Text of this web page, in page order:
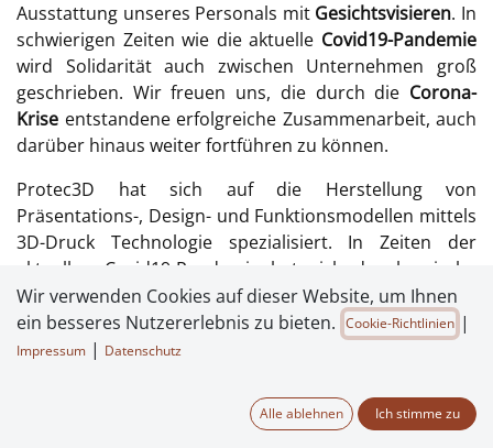
Ausstattung unseres Personals mit Gesichtsvisieren. In
schwierigen Zeiten wie die aktuelle Covid19-Pandemie
wird Solidarität auch zwischen Unternehmen groß
geschrieben. Wir freuen uns, die durch die Corona-
Krise entstandene erfolgreiche Zusammenarbeit, auch
darüber hinaus weiter fortführen zu können.
Protec3D hat sich auf die Herstellung von
Präsentations-, Design- und Funktionsmodellen mittels
3D-Druck Technologie spezialisiert. In Zeiten der
aktuellen Covid19-Pandemie hat sich das bayrische
Unternehmen mit Sitz in Freilassing dazu entschlossen,
mit der Herstellung von Gesichtsvisieren den akuten
Bedarf zu bedienen.
Coloprint tech-films unterstützt das Projekt mit
hochwertigen Polycarbonatfolien.
Wir verwenden Cookies auf dieser Website, um Ihnen
ein besseres Nutzererlebnis zu bieten. Cookie-Richtlinien |
Impressum | Datenschutz
Alle ablehnen Ich stimme zu